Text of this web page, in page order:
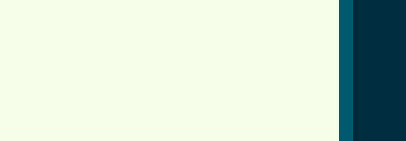
v ^ v ^ v ^